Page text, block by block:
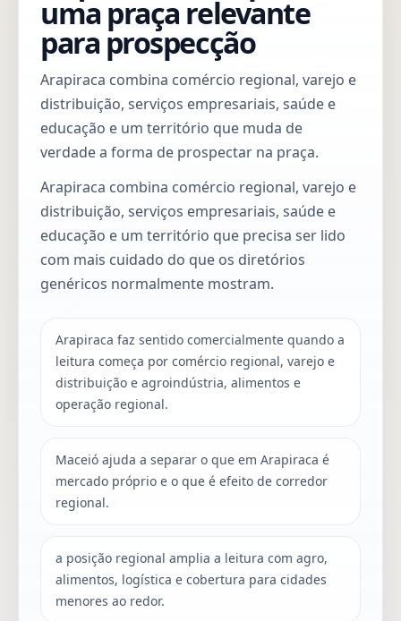
uma praça relevante
para prospecção
Arapiraca combina comércio regional, varejo e
distribuição, serviços empresariais, saúde e
educação e um território que muda de
verdade a forma de prospectar na praça.
Arapiraca combina comércio regional, varejo e
distribuição, serviços empresariais, saúde e
educação e um território que precisa ser lido
com mais cuidado do que os diretórios
genéricos normalmente mostram.
Arapiraca faz sentido comercialmente quando a
leitura começa por comércio regional, varejo e
distribuição e agroindústria, alimentos e
operação regional.
Maceió ajuda a separar o que em Arapiraca é
mercado próprio e o que é efeito de corredor
regional.
a posição regional amplia a leitura com agro,
alimentos, logística e cobertura para cidades
menores ao redor.